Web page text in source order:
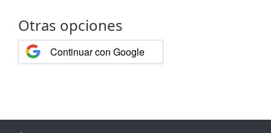
Otras opciones
Continuar con Google